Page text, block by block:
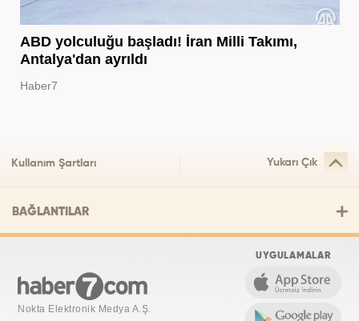
ABD yolculuğu başladı! İran Milli Takımı,
Antalya'dan ayrıldı
Haber7
Kullanım Şartları Yukarı Çık
BAĞLANTILAR
Nokta Elektronik Medya A.Ş.
UYGULAMALAR